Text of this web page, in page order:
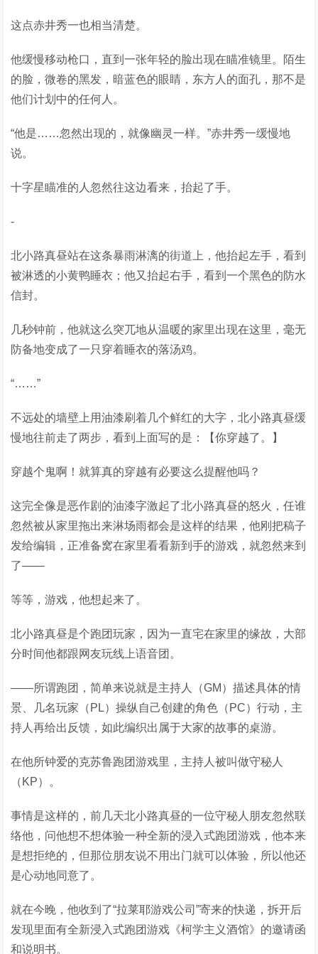
这点赤井秀一也相当清楚。
他缓慢移动枪口，直到一张年轻的脸出现在瞄准镜里。陌生
的脸，微卷的黑发，暗蓝色的眼睛，东方人的面孔，那不是
他们计划中的任何人。
“他是……忽然出现的，就像幽灵一样。”赤井秀一缓慢地
说。
十字星瞄准的人忽然往这边看来，抬起了手。
-
北小路真昼站在这条暴雨淋漓的街道上，他抬起左手，看到
被淋透的小黄鸭睡衣；他又抬起右手，看到一个黑色的防水
信封。
几秒钟前，他就这么突兀地从温暖的家里出现在这里，毫无
防备地变成了一只穿着睡衣的落汤鸡。
“……”
不远处的墙壁上用油漆刷着几个鲜红的大字，北小路真昼缓
慢地往前走了两步，看到上面写的是：【你穿越了。】
穿越个鬼啊！就算真的穿越有必要这么提醒他吗？
这完全像是恶作剧的油漆字激起了北小路真昼的怒火，任谁
忽然被从家里拖出来淋场雨都会是这样的结果，他刚把稿子
发给编辑，正准备窝在家里看看新到手的游戏，就忽然来到
了——
等等，游戏，他想起来了。
北小路真昼是个跑团玩家，因为一直宅在家里的缘故，大部
分时间他都跟网友玩线上语音团。
——所谓跑团，简单来说就是主持人（GM）描述具体的情
景、几名玩家（PL）操纵自己创建的角色（PC）行动，主
持人再给出反馈，如此编织出属于大家的故事的桌游。
在他所钟爱的克苏鲁跑团游戏里，主持人被叫做守秘人
（KP）。
事情是这样的，前几天北小路真昼的一位守秘人朋友忽然联
络他，问他想不想体验一种全新的浸入式跑团游戏，他本来
是想拒绝的，但那位朋友说不用出门就可以体验，所以他还
是心动地同意了。
就在今晚，他收到了“拉莱耶游戏公司”寄来的快递，拆开后
发现里面有全新浸入式跑团游戏《柯学主义酒馆》的邀请函
和说明书。